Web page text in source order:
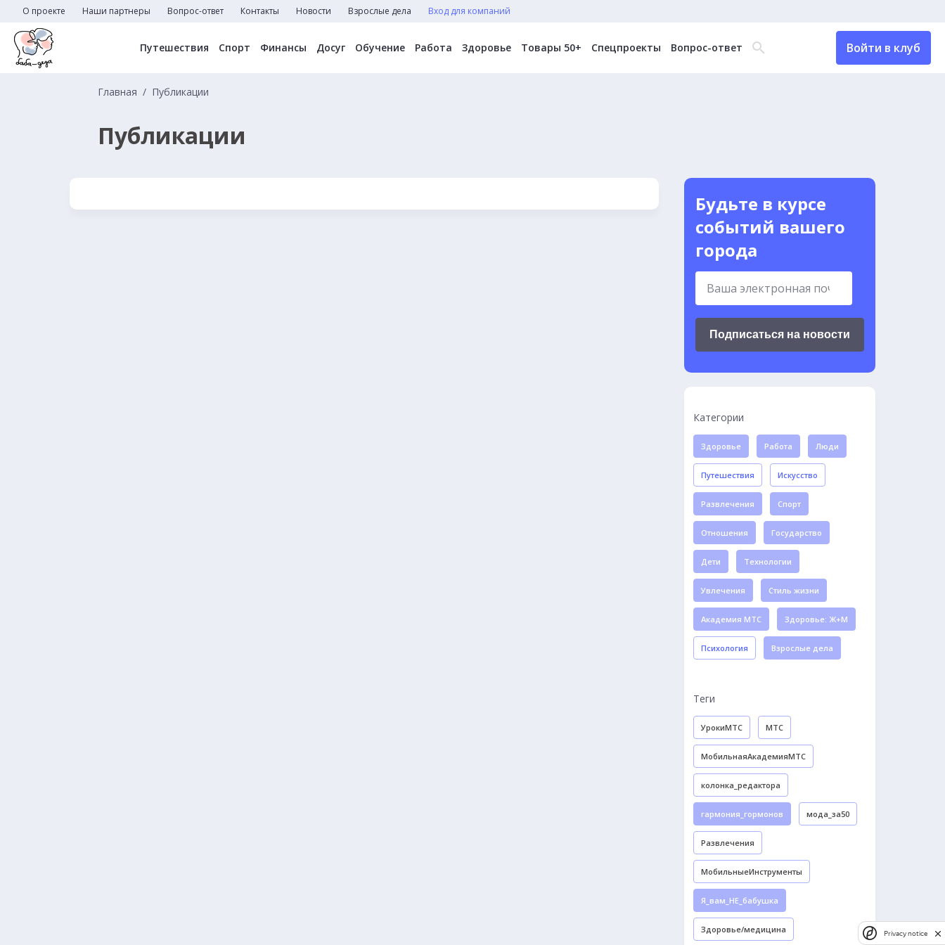
О проекте Наши партнеры Вопрос-ответ Контакты Новости Взрослые дела Вход для компаний
Путешествия Спорт Финансы Досуг Обучение Работа Здоровье Товары 50+ Спецпроекты Вопрос-ответ Войти в клуб
Главная Публикации
Публикации
Будьте в курсе
событий вашего
города
Подписаться на новости
Категории
Здоровье Работа Люди
Путешествия Искусство
Развлечения Спорт
Отношения Государство
Дети Технологии
Увлечения Стиль жизни
Академия МТС Здоровье: Ж+М
Психология Взрослые дела
Теги
УрокиМТС МТС
МобильнаяАкадемияМТС
колонка_редактора
гармония_гормонов мода_за50
Развлечения
МобильныеИнструменты
Я_вам_НЕ_бабушка
Здоровье/медицина Privacy notice